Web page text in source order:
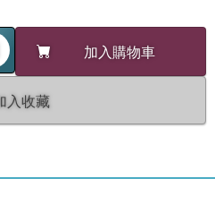
加入購物車
入收藏